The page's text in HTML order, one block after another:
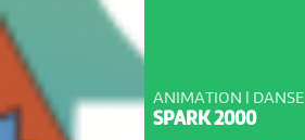
ANIMATION | DANSE
SPARK 2000